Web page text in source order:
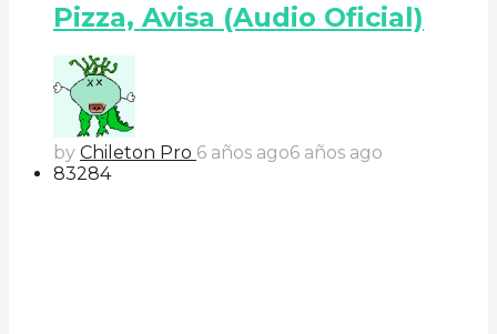
Pizza, Avisa (Audio Oficial)
by Chileton Pro 6 años ago6 años ago
83284